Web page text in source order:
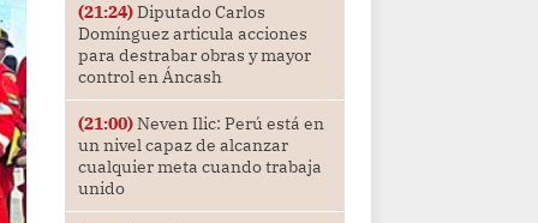
(21:24)Diputado Carlos
Domínguez articula acciones
para destrabar obras y mayor
control en Áncash
(21:00)Neven Ilic: Perú está en
un nivel capaz de alcanzar
cualquier meta cuando trabaja
unido